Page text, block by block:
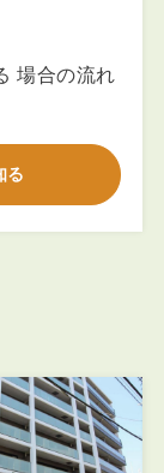
場合の流れ
る